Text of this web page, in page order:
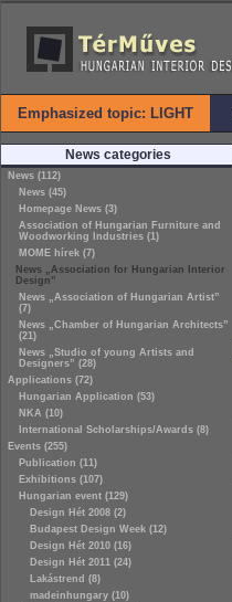
Emphasized topic: LIGHT
News categories
News (112)
News (45)
Homepage News (3)
Association of Hungarian Furniture and
Woodworking Industries (1)
MOME hírek (7)
News „Association for Hungarian Interior
Design”
News „Association of Hungarian Artist”
(7)
News „Chamber of Hungarian Architects”
(21)
News „Studio of young Artists and
Designers” (28)
Applications (72)
Hungarian Application (53)
NKA (10)
International Scholarships/Awards (8)
Events (255)
Publication (11)
Exhibitions (107)
Hungarian event (129)
Design Hét 2008 (2)
Budapest Design Week (12)
Design Hét 2010 (16)
Design Hét 2011 (24)
Lakástrend (8)
madeinhungary (10)